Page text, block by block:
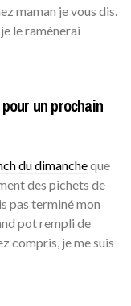
maman je vous dis.
le ramènerai
un prochain
du dimancheque
des pichets de
pas terminé mon
pot rempli de
compris, je me suis